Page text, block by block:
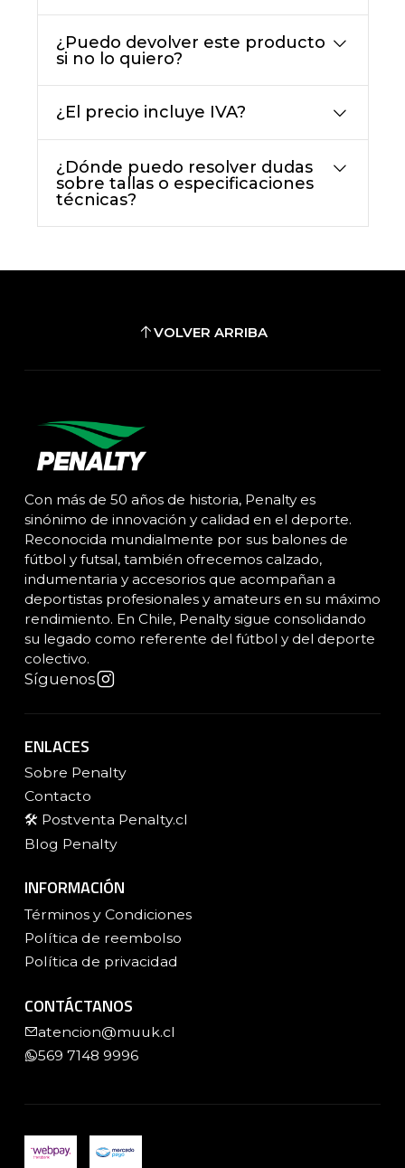
¿Puedo devolver este producto
si no lo quiero?
¿El precio incluye IVA?
¿Dónde puedo resolver dudas
sobre tallas o especificaciones
técnicas?
VOLVER ARRIBA
Con más de 50 años de historia, Penalty es
sinónimo de innovación y calidad en el deporte.
Reconocida mundialmente por sus balones de
fútbol y futsal, también ofrecemos calzado,
indumentaria y accesorios que acompañan a
deportistas profesionales y amateurs en su máximo
rendimiento. En Chile, Penalty sigue consolidando
su legado como referente del fútbol y del deporte
colectivo.
Síguenos
ENLACES
Sobre Penalty
Contacto
🛠️ Postventa Penalty.cl
Blog Penalty
INFORMACIÓN
Términos y Condiciones
Política de reembolso
Política de privacidad
CONTÁCTANOS
atencion@muuk.cl
569 7148 9996